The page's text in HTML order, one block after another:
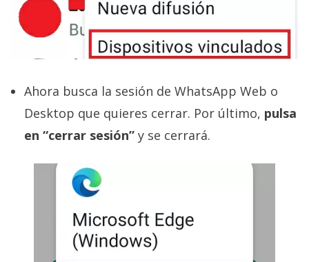
Ahora busca la sesión de WhatsApp Web o
Desktop que quieres cerrar. Por último, pulsa
en “cerrar sesión” y se cerrará.